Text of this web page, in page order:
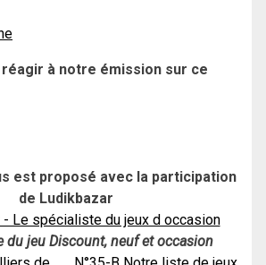
réagir à notre émission sur ce
est proposé avec la participation
de Ludikbazar
du jeu Discount, neuf et occasion